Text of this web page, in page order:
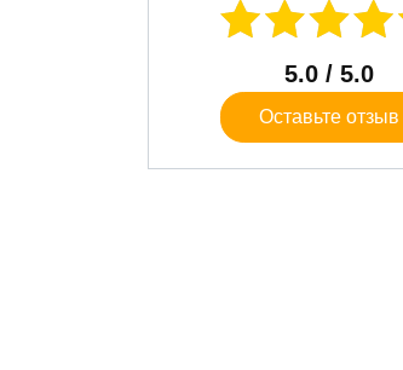
5.0 / 5.0
Оставьте отзыв